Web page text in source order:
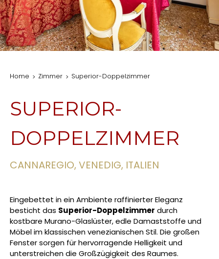
Home Zimmer Superior-Doppelzimmer
SUPERIOR-
DOPPELZIMMER
CANNAREGIO, VENEDIG, ITALIEN
Eingebettet in ein Ambiente raffinierter Eleganz
besticht das Superior-Doppelzimmer durch
kostbare Murano-Glaslüster, edle Damaststoffe und
Möbel im klassischen venezianischen Stil. Die großen
Fenster sorgen für hervorragende Helligkeit und
unterstreichen die Großzügigkeit des Raumes.